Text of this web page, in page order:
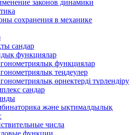
законов динамики
сохранения в механике
сандар
функциялар
функциялар
теңдеулер
өрнектерді түрлендіру
сандар
және ықтималдылық
числа
функции